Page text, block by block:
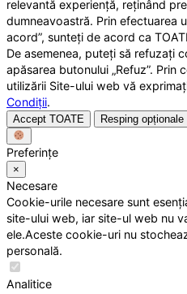
relevantă experiență, reținând
dumneavoastră. Prin efectuarea
acord”, sunteți de acord ca
De asemenea, puteți să refuzați
apăsarea butonului „Refuz”. Prin
utilizării Site-ului web vă
Condiții.
Accept TOATE Resping opționale
Preferințe
×
Necesare
Cookie-urile necesare sunt
site-ului web, iar site-ul web nu
ele.Aceste cookie-uri nu
personală.
Analitice